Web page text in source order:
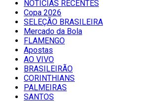
NOTÍCIAS RECENTES
Copa 2026
SELEÇÃO BRASILEIRA
Mercado da Bola
FLAMENGO
Apostas
AO VIVO
BRASILEIRÃO
CORINTHIANS
PALMEIRAS
SANTOS